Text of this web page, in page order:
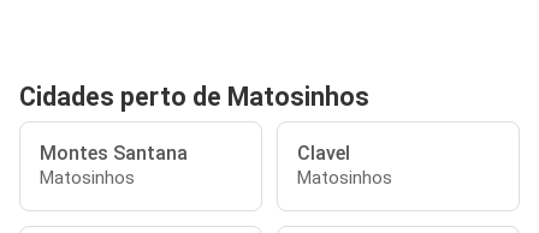
Cidades perto de Matosinhos
Montes Santana
Matosinhos
Clavel
Matosinhos